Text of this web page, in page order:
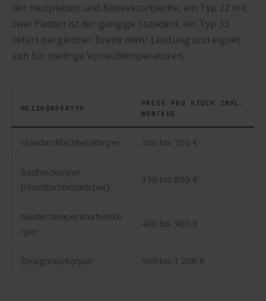
der Heizplatten und Konvektorbleche, ein Typ 22 mit
zwei Platten ist der gängige Standard, ein Typ 33
liefert bei gleicher Breite mehr Leistung und eignet
sich für niedrige Vorlauftemperaturen.
HEIZKÖRPERTYP
PREIS PRO STÜCK INKL.
MONTAGE
Standardflachheizkörper 300 bis 700 €
Badheizkörper
(Handtuchheizkörper)
350 bis 800 €
Niedertemperaturheizkö
rper
400 bis 900 €
Designheizkörper 500 bis 1.200 €